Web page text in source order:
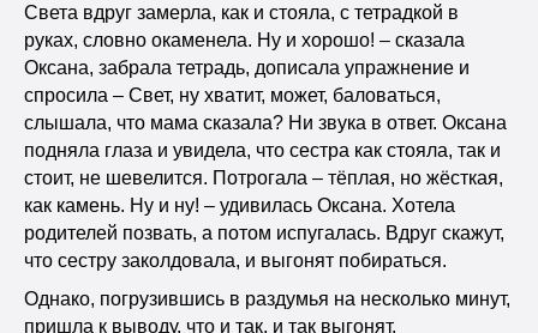
Света вдруг замерла, как и стояла, с тетрадкой в
руках, словно окаменела. Ну и хорошо! – сказала
Оксана, забрала тетрадь, дописала упражнение и
спросила – Свет, ну хватит, может, баловаться,
слышала, что мама сказала? Ни звука в ответ. Оксана
подняла глаза и увидела, что сестра как стояла, так и
стоит, не шевелится. Потрогала – тёплая, но жёсткая,
как камень. Ну и ну! – удивилась Оксана. Хотела
родителей позвать, а потом испугалась. Вдруг скажут,
что сестру заколдовала, и выгонят побираться.
Однако, погрузившись в раздумья на несколько минут,
пришла к выводу, что и так, и так выгонят.